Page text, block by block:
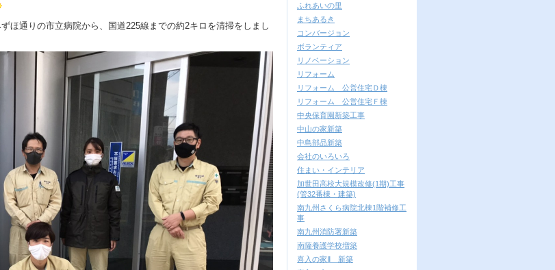
ほ通りの市立病院から、国道225線までの約2キロを清掃をしまし
ふれあいの里
まちあるき
コンバージョン
ボランティア
リノベーション
リフォーム
リフォーム 公営住宅Ｄ棟
リフォーム 公営住宅Ｆ棟
中央保育園新築工事
中山の家新築
中島部品新築
会社のいろいろ
住まい・インテリア
加世田高校大規模改修(1期)工事
(管32番棟・建築)
南九州さくら病院北棟1階補修工
事
南九州消防署新築
南薩養護学校増築
喜入の家Ⅱ 新築